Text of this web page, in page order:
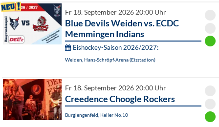
Fr 18. September 2026 20:00 Uhr
Blue Devils Weiden vs. ECDC
Memmingen Indians
Eishockey-Saison 2026/2027:
Weiden, Hans-Schröpf-Arena (Eisstadion)
Fr 18. September 2026 20:00 Uhr
Creedence Choogle Rockers
Burglengenfeld, Keller No.10